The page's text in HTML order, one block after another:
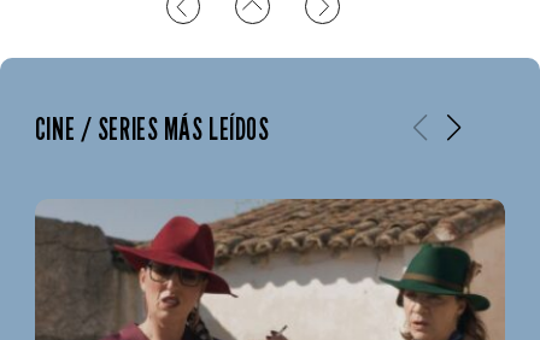
CINE / SERIES MÁS LEÍDOS